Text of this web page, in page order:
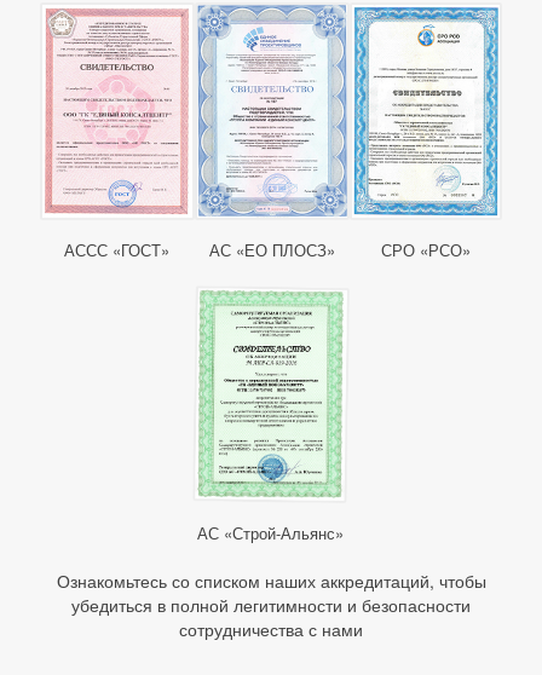
АССС «ГОСТ» АС «ЕО ПЛОСЗ» СРО «РСО»
АС «Строй-Альянс»
Ознакомьтесь со списком наших аккредитаций, чтобы
убедиться в полной легитимности и безопасности
сотрудничества с нами